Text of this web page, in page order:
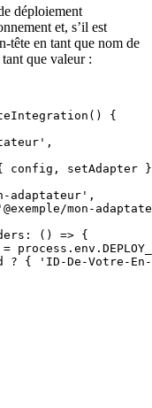
déploiement
et, s’il est
tête en tant que nom de
que valeur :
()
{
' ,
config , setAdapter }
adaptateur ' ,
' @exemple/mon-
: () => {
= process . env .
? { ' ID-De-Votre-